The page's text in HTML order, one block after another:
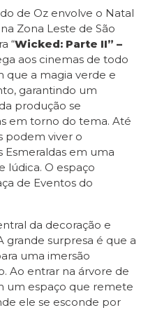
de Oz envolve o Natal
na Zona Leste de São
“Wicked: Parte II” –
aos cinemas de todo
que a magia verde e
garantindo um
produção se
em torno do tema. Até
podem viver o
Esmeraldas em uma
lúdica. O espaço
de Eventos do
da decoração e
grande surpresa é que a
uma imersão
Ao entrar na árvore de
um espaço que remete
ele se esconde por